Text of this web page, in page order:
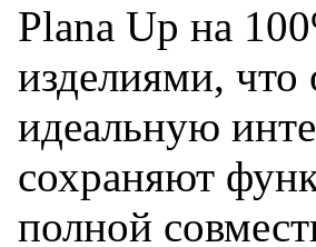
Plana Up на
изделиями, что
идеальную
сохраняют
полной